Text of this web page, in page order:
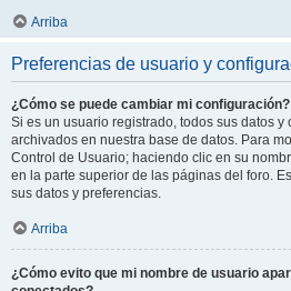
Arriba
Preferencias de usuario y
¿Cómo se puede cambiar mi configuración?
Si es un usuario registrado, todos sus datos y
archivados en nuestra base de datos. Para
Control de Usuario; haciendo clic en su
en la parte superior de las páginas del foro.
sus datos y preferencias.
Arriba
¿Cómo evito que mi nombre de usuario